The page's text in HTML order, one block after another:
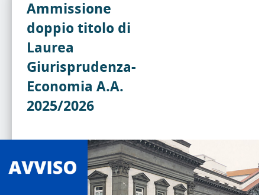
Ammissione
doppio titolo di
Laurea
Giurisprudenza-
Economia A.A.
2025/2026